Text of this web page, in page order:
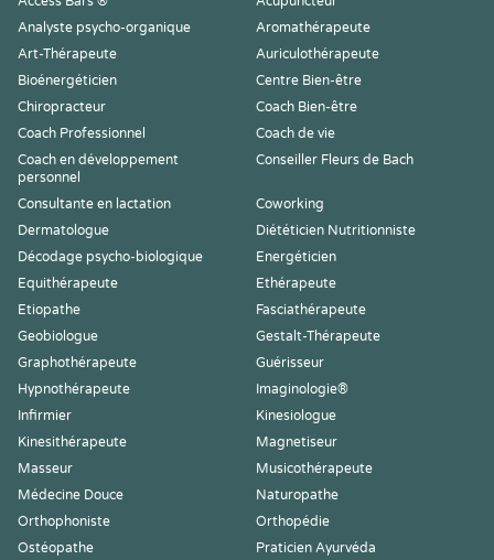
Analyste psycho-organique
Aromathérapeute
Art-Thérapeute
Auriculothérapeute
Bioénergéticien
Centre Bien-être
Chiropracteur
Coach Bien-être
Coach Professionnel
Coach de vie
Coach en développement
personnel
Conseiller Fleurs de Bach
Consultante en lactation
Coworking
Dermatologue
Diététicien Nutritionniste
Décodage psycho-biologique
Energéticien
Equithérapeute
Ethérapeute
Etiopathe
Fasciathérapeute
Geobiologue
Gestalt-Thérapeute
Graphothérapeute
Guérisseur
Hypnothérapeute
Imaginologie®
Infirmier
Kinesiologue
Kinesithérapeute
Magnetiseur
Masseur
Musicothérapeute
Médecine Douce
Naturopathe
Orthophoniste
Orthopédie
Ostéopathe
Praticien Ayurvéda